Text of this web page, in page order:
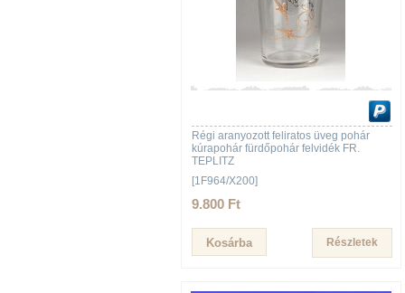
Régi aranyozott feliratos üveg pohár
kúrapohár fürdőpohár felvidék FR.
TEPLITZ
[1F964/X200]
9.800 Ft
Részletek